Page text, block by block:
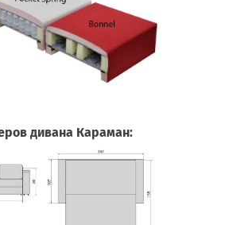
дивана Караман: